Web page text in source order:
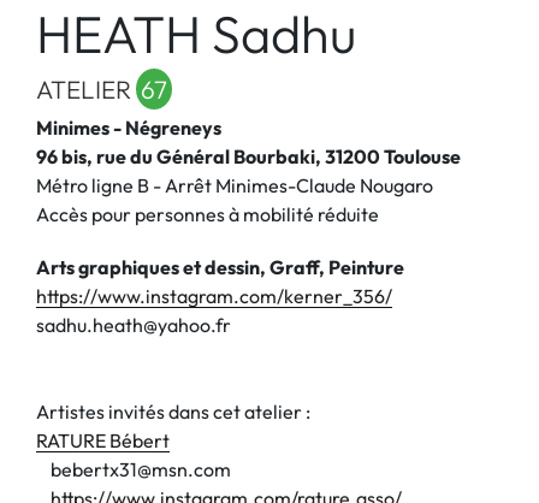
HEATH Sadhu
ATELIER 67
Minimes - Négreneys
96 bis, rue du Général Bourbaki, 31200 Toulouse
Métro ligne B - Arrêt Minimes-Claude Nougaro
Accès pour personnes à mobilité réduite
Arts graphiques et dessin, Graff, Peinture
https://www.instagram.com/kerner_356/
sadhu.heath@yahoo.fr
Artistes invités dans cet atelier :
RATURE Bébert
bebertx31@msn.com